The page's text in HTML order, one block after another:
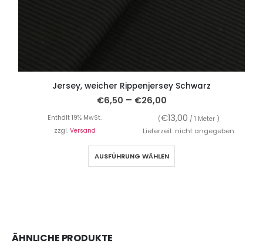
Jersey, weicher Rippenjersey Schwarz
€6,50 – €26,00
Enthält 19% MwSt. (€13,00 / 1 Meter )
zzgl. Versand Lieferzeit: nicht angegeben
AUSFÜHRUNG WÄHLEN
ÄHNLICHE PRODUKTE